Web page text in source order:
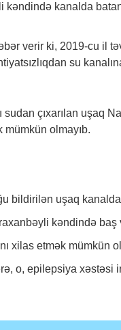
kəndində kanalda
verir ki, 2019-cu il
su
sudan çıxarılan uşaq
mümkün olmayıb.
bildirilən uşaq
kəndində baş
xilas etmək mümkün
o, epilepsiya xəstəsi